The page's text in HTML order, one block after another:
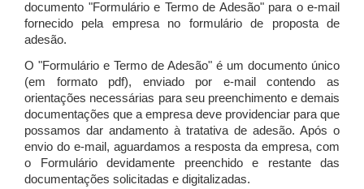
documento "Formulário e Termo de Adesão" para o e-mail
fornecido pela empresa no formulário de proposta de
adesão.
O "Formulário e Termo de Adesão" é um documento único
(em formato pdf), enviado por e-mail contendo as
orientações necessárias para seu preenchimento e demais
documentações que a empresa deve providenciar para que
possamos dar andamento à tratativa de adesão. Após o
envio do e-mail, aguardamos a resposta da empresa, com
o Formulário devidamente preenchido e restante das
documentações solicitadas e digitalizadas.